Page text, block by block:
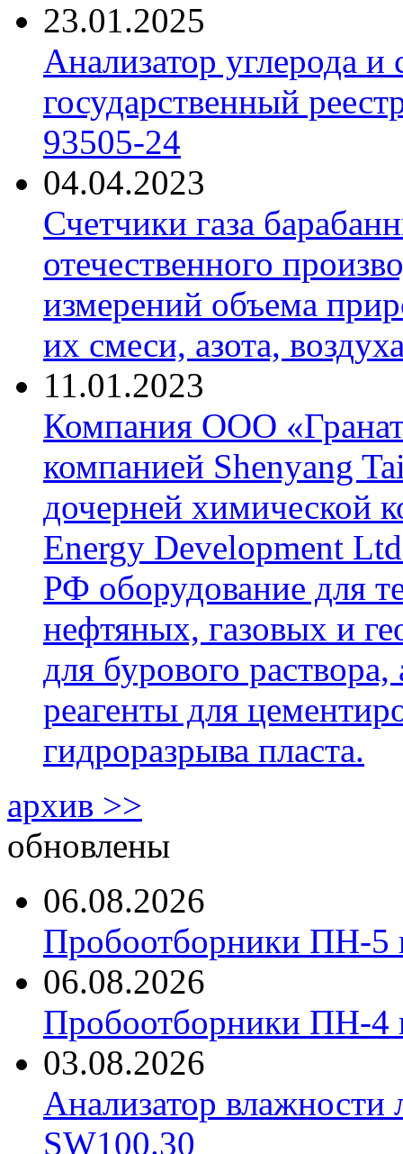
23.01.2025
Анализатор углерода
государственный
93505-24
04.04.2023
Счетчики газа
отечественного
измерений объема
их смеси, азота,
11.01.2023
Компания ООО
компанией Shenyang
дочерней химической
Energy Development
РФ оборудование для
нефтяных, газовых и
для бурового
реагенты для
гидроразрыва пласта.
архив >>
обновлены
06.08.2026
Пробоотборники ПН-
06.08.2026
Пробоотборники ПН-
03.08.2026
Анализатор
SW100.30